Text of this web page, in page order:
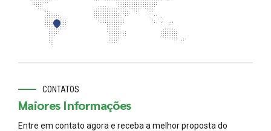
CONTATOS
Maiores Informações
Entre em contato agora e receba a melhor proposta do